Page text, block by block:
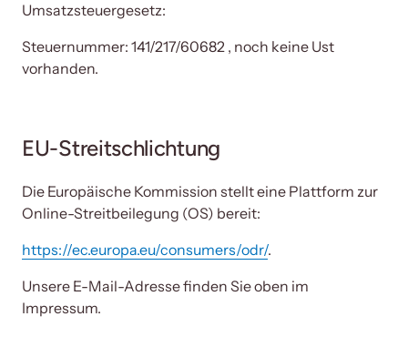
Umsatzsteuergesetz:
Steuernummer: 141/217/60682 , noch keine Ust
vorhanden.
EU-Streitschlichtung
Die Europäische Kommission stellt eine Plattform zur
Online-Streitbeilegung (OS) bereit:
https://ec.europa.eu/consumers/odr/.
Unsere E-Mail-Adresse finden Sie oben im
Impressum.